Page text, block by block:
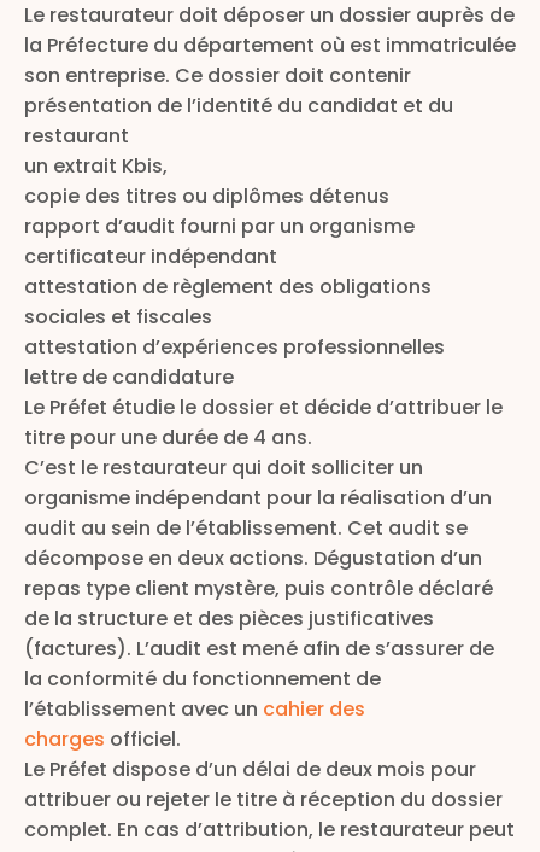
Le restaurateur doit déposer un dossier auprès de
la Préfecture du département où est immatriculée
son entreprise. Ce dossier doit contenir
présentation de l’identité du candidat et du
restaurant
un extrait Kbis,
copie des titres ou diplômes détenus
rapport d’audit fourni par un organisme
certificateur indépendant
attestation de règlement des obligations
sociales et fiscales
attestation d’expériences professionnelles
lettre de candidature
Le Préfet étudie le dossier et décide d’attribuer le
titre pour une durée de 4 ans.
C’est le restaurateur qui doit solliciter un
organisme indépendant pour la réalisation d’un
audit au sein de l’établissement. Cet audit se
décompose en deux actions. Dégustation d’un
repas type client mystère, puis contrôle déclaré
de la structure et des pièces justificatives
(factures). L’audit est mené afin de s’assurer de
la conformité du fonctionnement de
l’établissement avec un cahier des
charges officiel.
Le Préfet dispose d’un délai de deux mois pour
attribuer ou rejeter le titre à réception du dossier
complet. En cas d’attribution, le restaurateur peut